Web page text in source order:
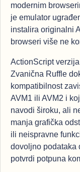
modernim
je emulator
instalira originalni
browseri više ne
ActionScript
Zvanična Ruffle
kompatibilnost
AVM1 ili AVM2 i
navodi široku, ali
manja grafička
ili neispravne
dovoljno podataka
potvrdi potpuna